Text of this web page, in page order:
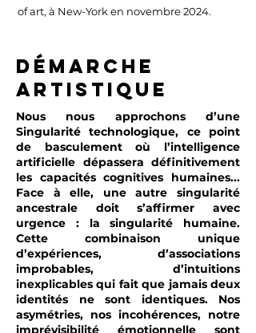
of art, à New-York en novembre 2024.
DÉMARCHE
ARTISTIquE
Nous nous approchons d’une
Singularité technologique, ce point
de basculement où l’intelligence
artificielle dépassera définitivement
les capacités cognitives humaines...
Face à elle, une autre singularité
ancestrale doit s’affirmer avec
urgence : la singularité humaine.
Cette combinaison unique
d’expériences, d’associations
improbables, d’intuitions
inexplicables qui fait que jamais deux
identités ne sont identiques. Nos
asymétries, nos incohérences, notre
imprévisibilité émotionnelle sont